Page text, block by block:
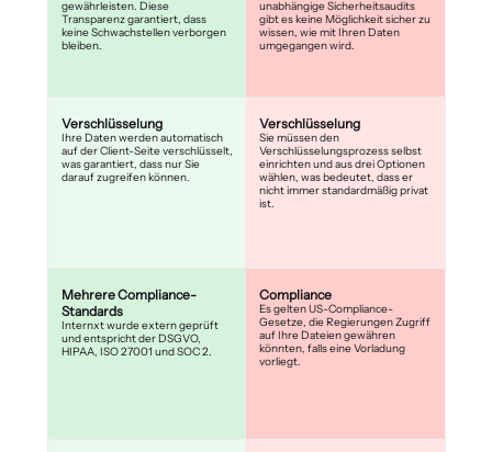
gewährleisten. Diese
Transparenz garantiert, dass
keine Schwachstellen verborgen
bleiben.
Verschlüsselung
Ihre Daten werden automatisch
auf der Client-Seite verschlüsselt,
was garantiert, dass nur Sie
darauf zugreifen können.
Mehrere Compliance-
Standards
Internxt wurde extern geprüft
und entspricht der DSGVO,
HIPAA, ISO 27001 und SOC 2.
unabhängige Sicherheitsaudits
gibt es keine Möglichkeit sicher zu
wissen, wie mit Ihren Daten
umgegangen wird.
Verschlüsselung
Sie müssen den
Verschlüsselungsprozess selbst
einrichten und aus drei Optionen
wählen, was bedeutet, dass er
nicht immer standardmäßig privat
ist.
Compliance
Es gelten US-Compliance-
Gesetze, die Regierungen Zugriff
auf Ihre Dateien gewähren
könnten, falls eine Vorladung
vorliegt.